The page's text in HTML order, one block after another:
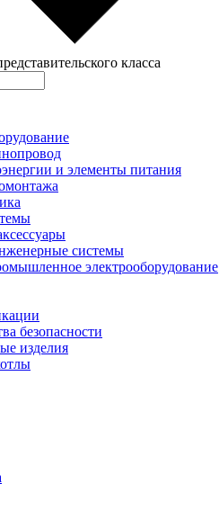
класса
и элементы питания
системы
электрооборудование
безопасности
изделия